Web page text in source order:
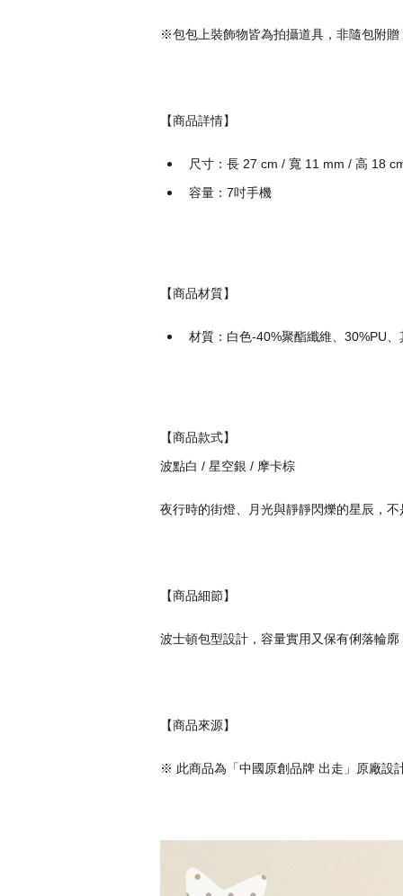
※包包上裝飾物皆為拍攝道具，非隨包附
【商品詳情】
尺寸：長 27 cm / 寬 11 mm / 高 18
容量：7吋手機
【商品材質】
材質：白色-40%聚酯纖維、30%PU
【商品款式】
波點白 / 星空銀 / 摩卡棕
夜行時的街燈、月光與靜靜閃爍的星辰，
【商品細節】
波士頓包型設計，容量實用又保有俐落輪
【商品來源】
※ 此商品為「中國原創品牌 出走」原廠設